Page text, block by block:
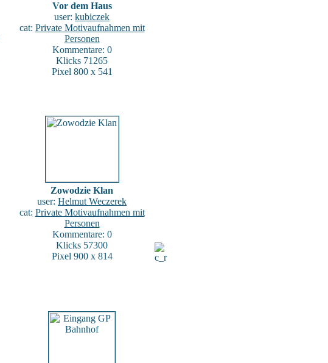
Vor dem Haus
user: kubiczek
cat: Private Motivaufnahmen mit
Personen
Kommentare: 0
Klicks 71265
Pixel 800 x 541
Zowodzie Klan
user: Helmut Weczerek
cat: Private Motivaufnahmen mit
Personen
Kommentare: 0
Klicks 57300
Pixel 900 x 814